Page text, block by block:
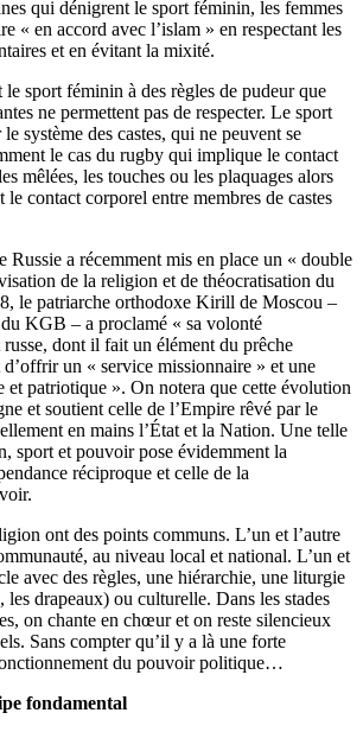
qui dénigrent le sport féminin, les femmes
« en accord avec l’islam » en respectant les
et en évitant la mixité.
le sport féminin à des règles de pudeur que
ne permettent pas de respecter. Le sport
système des castes, qui ne peuvent se
le cas du rugby qui implique le contact
mêlées, les touches ou les plaquages alors
contact corporel entre membres de castes
Russie a récemment mis en place un « double
de la religion et de théocratisation du
le patriarche orthodoxe Kirill de Moscou –
KGB – a proclamé « sa volonté
russe, dont il fait un élément du prêche
un « service missionnaire » et une
et patriotique ». On notera que cette évolution
et soutient celle de l’Empire rêvé par le
en mains l’État et la Nation. Une telle
sport et pouvoir pose évidemment la
réciproque et celle de la
ont des points communs. L’un et l’autre
au niveau local et national. L’un et
avec des règles, une hiérarchie, une liturgie
drapeaux) ou culturelle. Dans les stades
on chante en chœur et on reste silencieux
Sans compter qu’il y a là une forte
du pouvoir politique…
fondamental